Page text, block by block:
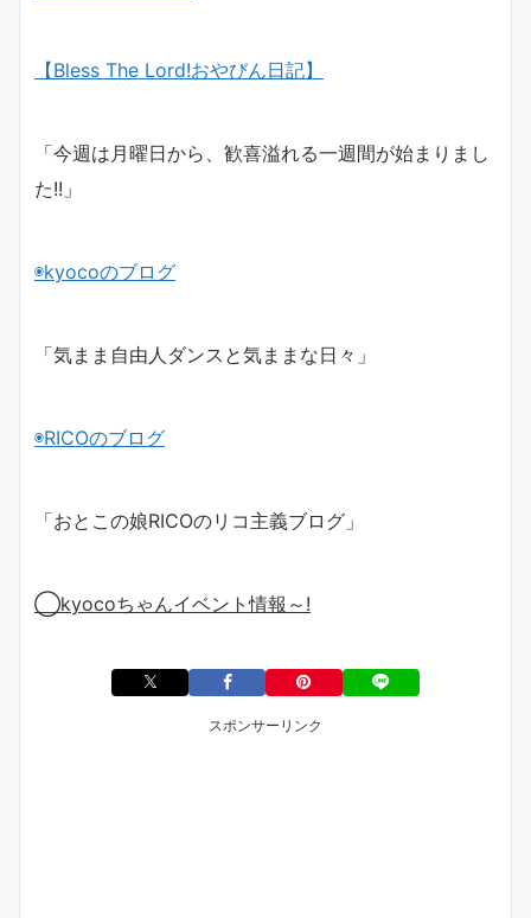
【Bless The Lord!おやびん日記】
「今週は月曜日から、歓喜溢れる一週間が始まりまし
た!!」
◉kyocoのブログ
「気まま自由人ダンスと気ままな日々」
◉RICOのブログ
「おとこの娘RICOのリコ主義ブログ」
◯kyocoちゃんイベント情報～ !
スポンサーリンク